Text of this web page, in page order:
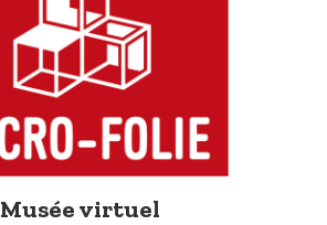
Musée virtuel